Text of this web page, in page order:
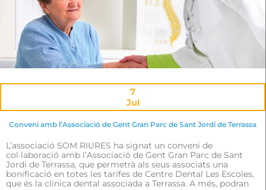
7
Jul
Conveni amb l’Associació de Gent Gran Parc de Sant Jordi de Terrassa
L’associació SOM RIURES ha signat un conveni de
col·laboració amb l’Associació de Gent Gran Parc de Sant
Jordi de Terrassa, que permetrà als seus associats una
bonificació en totes les tarifes de Centre Dental Les Escoles,
que és la clínica dental associada a Terrassa. A més, podran